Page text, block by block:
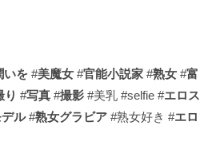
いを #美魔女 #官能小説家 #熟女 #富
り #写真 #撮影 #美乳 #selfie #エロス
ル#熟女グラビア #熟女好き #エロ